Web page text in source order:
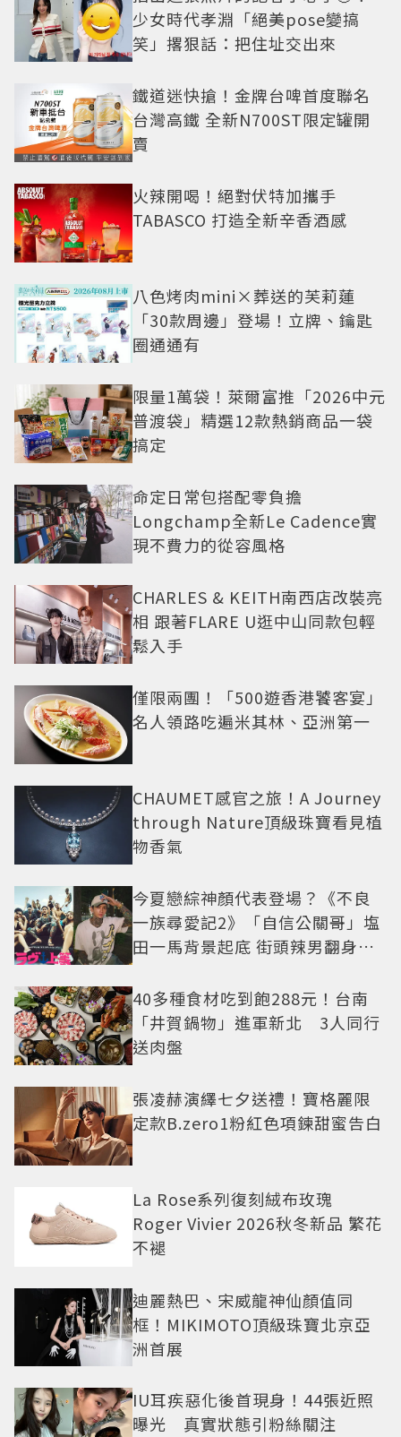
少女時代孝淵「絕美pose變搞
笑」撂狠話：把住址交出來
鐵道迷快搶！金牌台啤首度聯名
台灣高鐵 全新N700ST限定罐開
賣
火辣開喝！絕對伏特加攜手
TABASCO 打造全新辛香酒感
八色烤肉mini×葬送的芙莉蓮
「30款周邊」登場！立牌、鑰匙
圈通通有
限量1萬袋！萊爾富推「2026中元
普渡袋」精選12款熱銷商品一袋
搞定
命定日常包搭配零負擔
Longchamp全新Le Cadence實
現不費力的從容風格
CHARLES & KEITH南西店改裝亮
相 跟著FLARE U逛中山同款包輕
鬆入手
僅限兩團！「500遊香港饕客宴」
名人領路吃遍米其林、亞洲第一
CHAUMET感官之旅！A Journey
through Nature頂級珠寶看見植
物香氣
今夏戀綜神顏代表登場？《不良
一族尋愛記2》「自信公關哥」塩
田一馬背景起底 街頭辣男翻身當
40多種食材吃到飽288元！台南
「井賀鍋物」進軍新北 3人同行
送肉盤
張凌赫演繹七夕送禮！寶格麗限
定款B.zero1粉紅色項鍊甜蜜告白
La Rose系列復刻絨布玫瑰
Roger Vivier 2026秋冬新品 繁花
不褪
迪麗熱巴、宋威龍神仙顏值同
框！MIKIMOTO頂級珠寶北京亞
洲首展
IU耳疾惡化後首現身！44張近照
曝光 真實狀態引粉絲關注